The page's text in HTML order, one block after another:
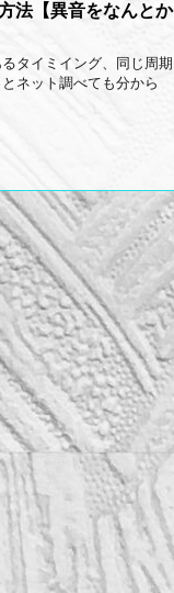
法【異音をなんとか
タイミイング、同じ周期
ネット調べても分から